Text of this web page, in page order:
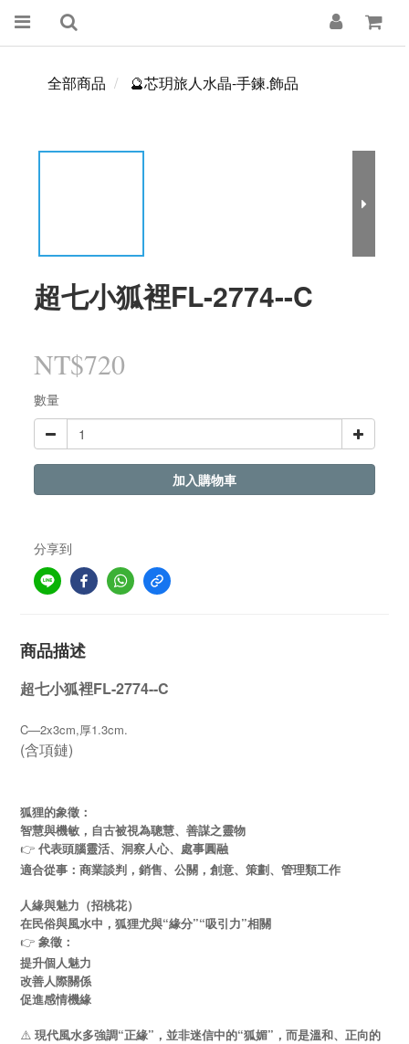
全部商品 🔮芯玥旅人水晶-手鍊.飾品
超七小狐裡FL-2774--C
NT$720
數量
加入購物車
分享到
商品描述
超七小狐裡FL-2774--C
C—2x3cm,厚1.3cm.
(含項鏈)
狐狸的象徵：
智慧與機敏，自古被視為聰慧、善謀之靈物
👉 代表頭腦靈活、洞察人心、處事圓融
適合從事：商業談判，銷售、公關，創意、策劃、管理類工作
人緣與魅力（招桃花）
在民俗與風水中，狐狸尤與“緣分”“吸引力”相關
👉 象徵：
提升個人魅力
改善人際關係
促進感情機緣
⚠️ 現代風水多強調“正緣”，並非迷信中的“狐媚”，而是溫和、正向的